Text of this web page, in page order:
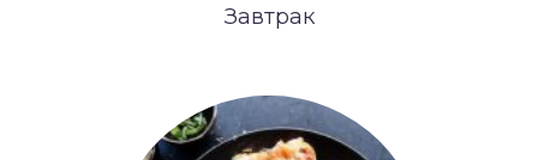
Завтрак